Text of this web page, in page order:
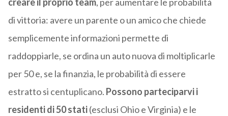
creare il proprio team, per aumentare le probabilità
di vittoria: avere un parente o un amico che chiede
semplicemente informazioni permette di
raddoppiarle, se ordina un auto nuova di moltiplicarle
per 50 e, se la finanzia, le probabilità di essere
estratto si centuplicano. Possono parteciparvi i
residenti di 50 stati(esclusi Ohio e Virginia) e le